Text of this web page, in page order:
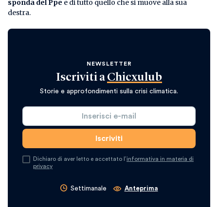
sponda del Ppe e di tutto quello che si muove alla sua
destra.
NEWSLETTER
Iscriviti a Chicxulub
Storie e approfondimenti sulla crisi climatica.
Dichiaro di aver letto e accettato l’informativa in materia di
privacy
Settimanale Anteprima